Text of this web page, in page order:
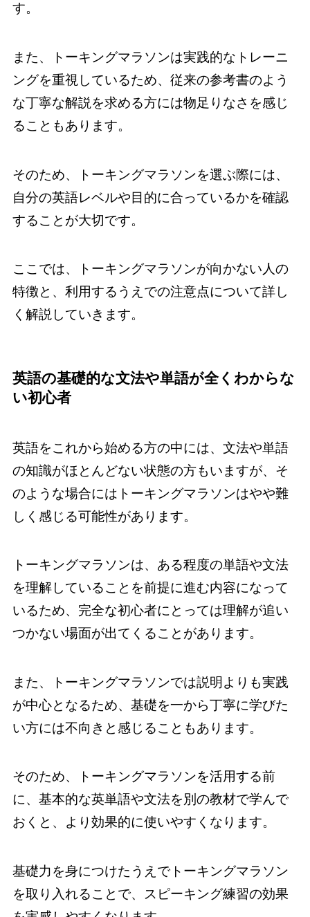
す。
また、トーキングマラソンは実践的なトレーニ
ングを重視しているため、従来の参考書のよう
な丁寧な解説を求める方には物足りなさを感じ
ることもあります。
そのため、トーキングマラソンを選ぶ際には、
自分の英語レベルや目的に合っているかを確認
することが大切です。
ここでは、トーキングマラソンが向かない人の
特徴と、利用するうえでの注意点について詳し
く解説していきます。
英語の基礎的な文法や単語が全くわからな
い初心者
英語をこれから始める方の中には、文法や単語
の知識がほとんどない状態の方もいますが、そ
のような場合にはトーキングマラソンはやや難
しく感じる可能性があります。
トーキングマラソンは、ある程度の単語や文法
を理解していることを前提に進む内容になって
いるため、完全な初心者にとっては理解が追い
つかない場面が出てくることがあります。
また、トーキングマラソンでは説明よりも実践
が中心となるため、基礎を一から丁寧に学びた
い方には不向きと感じることもあります。
そのため、トーキングマラソンを活用する前
に、基本的な英単語や文法を別の教材で学んで
おくと、より効果的に使いやすくなります。
基礎力を身につけたうえでトーキングマラソン
を取り入れることで、スピーキング練習の効果